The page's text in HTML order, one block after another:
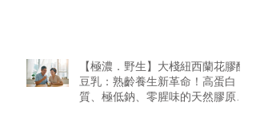
【極濃．野生】大棧紐西蘭花膠醇
豆乳：熟齡養生新革命！高蛋白
質、極低鈉、零腥味的天然膠原精